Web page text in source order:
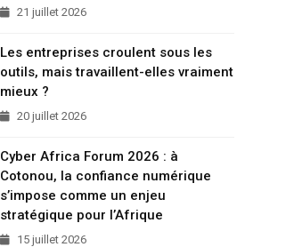
21 juillet 2026
Les entreprises croulent sous les
outils, mais travaillent-elles vraiment
mieux ?
20 juillet 2026
Cyber Africa Forum 2026 : à
Cotonou, la confiance numérique
s’impose comme un enjeu
stratégique pour l’Afrique
15 juillet 2026